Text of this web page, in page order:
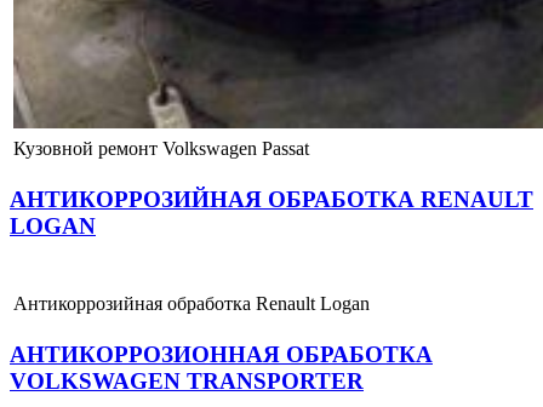
Кузовной ремонт Volkswagen Passat
АНТИКОРРОЗИЙНАЯ ОБРАБОТКА RENAULT
LOGAN
Антикоррозийная обработка Renault Logan
АНТИКОРРОЗИОННАЯ ОБРАБОТКА
VOLKSWAGEN TRANSPORTER